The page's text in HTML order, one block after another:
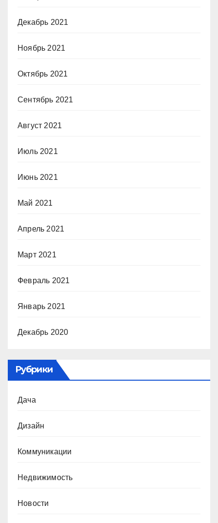
Декабрь 2021
Ноябрь 2021
Октябрь 2021
Сентябрь 2021
Август 2021
Июль 2021
Июнь 2021
Май 2021
Апрель 2021
Март 2021
Февраль 2021
Январь 2021
Декабрь 2020
Рубрики
Дача
Дизайн
Коммуникации
Недвижимость
Новости